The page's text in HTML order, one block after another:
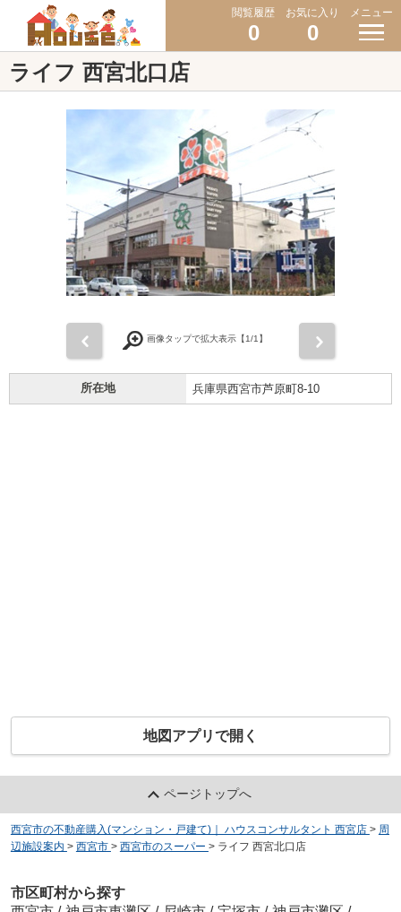
閲覧履歴
0
お気に入り
0
メニュー
ライフ 西宮北口店
画像タップで拡大表示【1/1】
所在地 兵庫県西宮市芦原町8-10
地図アプリで開く
ページトップへ
西宮市の不動産購入(マンション・戸建て)｜ ハウスコンサルタント 西宮店 > 周
辺施設案内 > 西宮市 > 西宮市のスーパー > ライフ 西宮北口店
市区町村から探す